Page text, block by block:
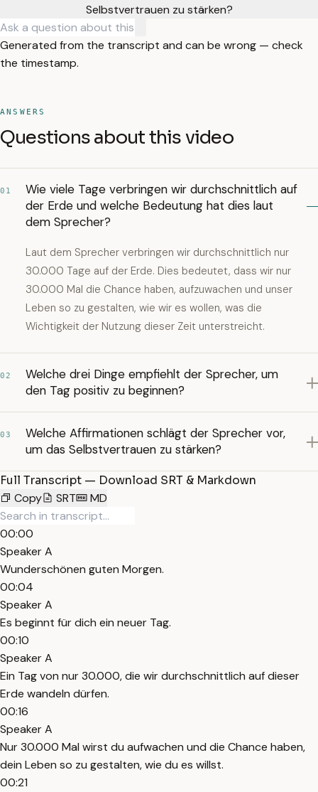
Selbstvertrauen zu stärken?
Generated from the transcript and can be wrong — check
the timestamp.
ANSWERS
Questions about this video
01
Wie viele Tage verbringen wir durchschnittlich auf
der Erde und welche Bedeutung hat dies laut
dem Sprecher?
Laut dem Sprecher verbringen wir durchschnittlich nur
30.000 Tage auf der Erde. Dies bedeutet, dass wir nur
30.000 Mal die Chance haben, aufzuwachen und unser
Leben so zu gestalten, wie wir es wollen, was die
Wichtigkeit der Nutzung dieser Zeit unterstreicht.
02
Welche drei Dinge empfiehlt der Sprecher, um
den Tag positiv zu beginnen?
03
Welche Affirmationen schlägt der Sprecher vor,
um das Selbstvertrauen zu stärken?
Full Transcript — Download SRT & Markdown
Copy
SRT MD
00:00
Speaker A
Wunderschönen guten Morgen.
00:04
Speaker A
Es beginnt für dich ein neuer Tag.
00:10
Speaker A
Ein Tag von nur 30.000, die wir durchschnittlich auf dieser
Erde wandeln dürfen.
00:16
Speaker A
Nur 30.000 Mal wirst du aufwachen und die Chance haben,
dein Leben so zu gestalten, wie du es willst.
00:21